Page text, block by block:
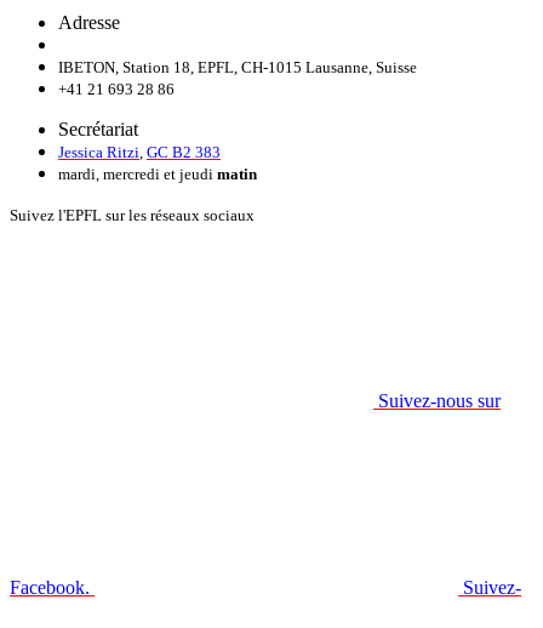
Adresse
IBETON, Station 18, EPFL, CH-1015 Lausanne, Suisse
+41 21 693 28 86
Secrétariat
Jessica Ritzi, GC B2 383
mardi, mercredi et jeudi matin
Suivez l'EPFL sur les réseaux sociaux
Suivez-nous sur
Facebook. Suivez-